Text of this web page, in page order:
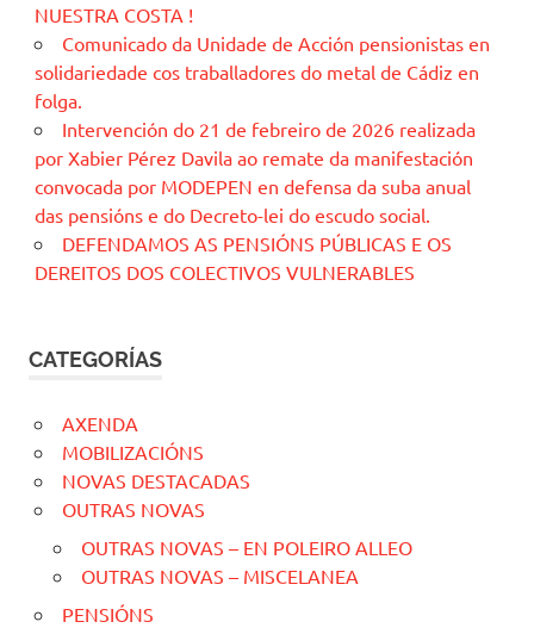
NUESTRA COSTA !
Comunicado da Unidade de Acción pensionistas en
solidariedade cos traballadores do metal de Cádiz en
folga.
Intervención do 21 de febreiro de 2026 realizada
por Xabier Pérez Davila ao remate da manifestación
convocada por MODEPEN en defensa da suba anual
das pensións e do Decreto-lei do escudo social.
DEFENDAMOS AS PENSIÓNS PÚBLICAS E OS
DEREITOS DOS COLECTIVOS VULNERABLES
CATEGORÍAS
AXENDA
MOBILIZACIÓNS
NOVAS DESTACADAS
OUTRAS NOVAS
OUTRAS NOVAS – EN POLEIRO ALLEO
OUTRAS NOVAS – MISCELANEA
PENSIÓNS